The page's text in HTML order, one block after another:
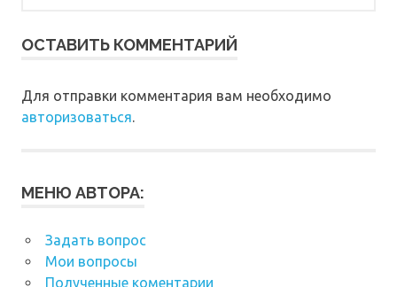
ОСТАВИТЬ КОММЕНТАРИЙ
Для отправки комментария вам необходимо
авторизоваться.
МЕНЮ АВТОРА:
Задать вопрос
Мои вопросы
Полученные коментарии